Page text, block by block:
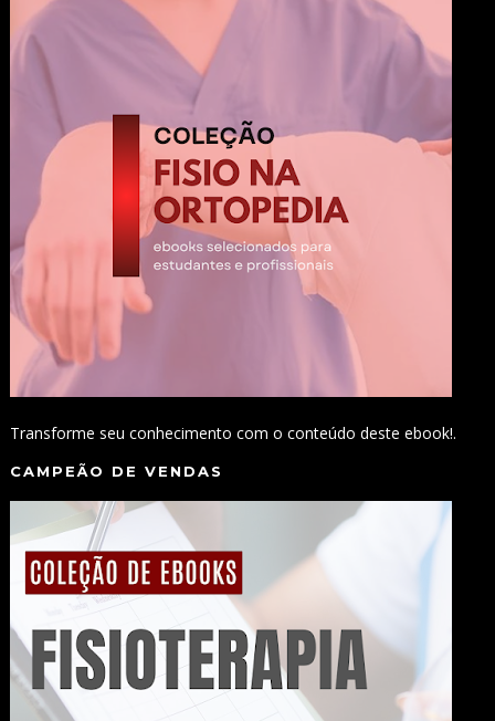
Transforme seu conhecimento com o conteúdo deste ebook!.
CAMPEÃO DE VENDAS